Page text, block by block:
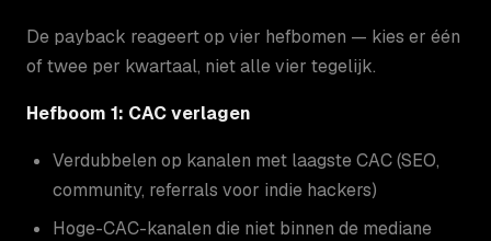
De payback reageert op vier hefbomen — kies er één
of twee per kwartaal, niet alle vier tegelijk.
Hefboom 1: CAC verlagen
Verdubbelen op kanalen met laagste CAC (SEO,
community, referrals voor indie hackers)
Hoge-CAC-kanalen die niet binnen de mediane